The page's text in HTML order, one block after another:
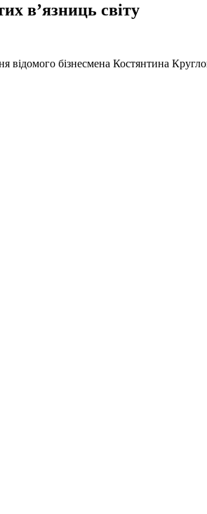
в’язниць світу
бізнесмена Костянтина